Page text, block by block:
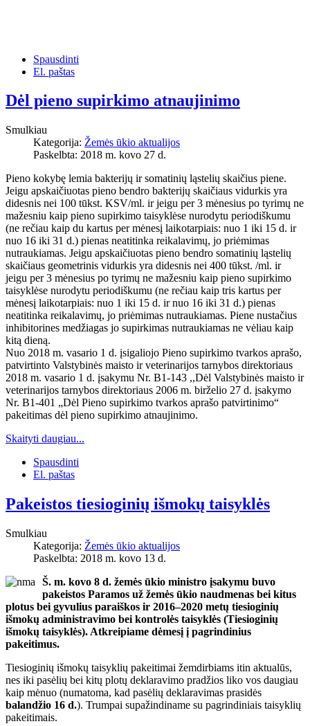
Spausdinti
El. paštas
Dėl pieno supirkimo atnaujinimo
Smulkiau
Kategorija: Žemės ūkio aktualijos
Paskelbta: 2018 m. kovo 27 d.
Pieno kokybę lemia bakterijų ir somatinių ląstelių skaičius piene.
Jeigu apskaičiuotas pieno bendro bakterijų skaičiaus vidurkis yra
didesnis nei 100 tūkst. KSV/ml. ir jeigu per 3 mėnesius po tyrimų ne
mažesniu kaip pieno supirkimo taisyklėse nurodytu periodiškumu
(ne rečiau kaip du kartus per mėnesį laikotarpiais: nuo 1 iki 15 d. ir
nuo 16 iki 31 d.) pienas neatitinka reikalavimų, jo priėmimas
nutraukiamas. Jeigu apskaičiuotas pieno bendro somatinių ląstelių
skaičiaus geometrinis vidurkis yra didesnis nei 400 tūkst. /ml. ir
jeigu per 3 mėnesius po tyrimų ne mažesniu kaip pieno supirkimo
taisyklėse nurodytu periodiškumu (ne rečiau kaip tris kartus per
mėnesį laikotarpiais: nuo 1 iki 15 d. ir nuo 16 iki 31 d.) pienas
neatitinka reikalavimų, jo priėmimas nutraukiamas. Piene nustačius
inhibitorines medžiagas jo supirkimas nutraukiamas ne vėliau kaip
kitą dieną.
Nuo 2018 m. vasario 1 d. įsigaliojo Pieno supirkimo tvarkos aprašo,
patvirtinto Valstybinės maisto ir veterinarijos tarnybos direktoriaus
2018 m. vasario 1 d. įsakymu Nr. B1-143 ,,Dėl Valstybinės maisto ir
veterinarijos tarnybos direktoriaus 2006 m. birželio 27 d. įsakymo
Nr. B1-401 „Dėl Pieno supirkimo tvarkos aprašo patvirtinimo“
pakeitimas dėl pieno supirkimo atnaujinimo.
Skaityti daugiau...
Spausdinti
El. paštas
Pakeistos tiesioginių išmokų taisyklės
Smulkiau
Kategorija: Žemės ūkio aktualijos
Paskelbta: 2018 m. kovo 13 d.
Š. m. kovo 8 d. žemės ūkio ministro įsakymu buvo
pakeistos Paramos už žemės ūkio naudmenas bei kitus
plotus bei gyvulius paraiškos ir 2016–2020 metų tiesioginių
išmokų administravimo bei kontrolės taisyklės (Tiesioginių
išmokų taisyklės). Atkreipiame dėmesį į pagrindinius
pakeitimus.
Tiesioginių išmokų taisyklių pakeitimai žemdirbiams itin aktualūs,
nes iki pasėlių bei kitų plotų deklaravimo pradžios liko vos daugiau
kaip mėnuo (numatoma, kad pasėlių deklaravimas prasidės
balandžio 16 d.). Trumpai supažindiname su pagrindiniais taisyklių
pakeitimais.